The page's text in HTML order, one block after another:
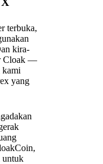
terbuka,
kira-
Cloak —
kami
yang
untuk